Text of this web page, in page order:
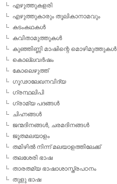
എഴുത്തുകളരി
എഴുത്തുകാരും തൂലികാനാമവും
കടംകഥകള്‍
കവിതാമുത്തുകള്‍
കുഞ്ഞിണ്ണി മാഷിന്റെ മൊഴിമുത്തുകള്‍
കൊല്ലവര്‍ഷം
കോലെഴുത്ത്
ഗൂഢാലേഖനവിദ്യ
ഗ്രന്ഥലിപി
ഗ്രാമ്യ പദങ്ങള്‍
ചിഹ്നങ്ങള്‍
ജന്മദിനങ്ങള്‍, ചരമദിനങ്ങള്‍
ജൂതമലയാളം
തമിഴില്‍ നിന്ന് മലയാളത്തിലേക്ക്
തലശേരി ഭാഷ
താരതമ്യ ഭാഷാശാസ്ത്രപഠനം
തുളു ഭാഷ